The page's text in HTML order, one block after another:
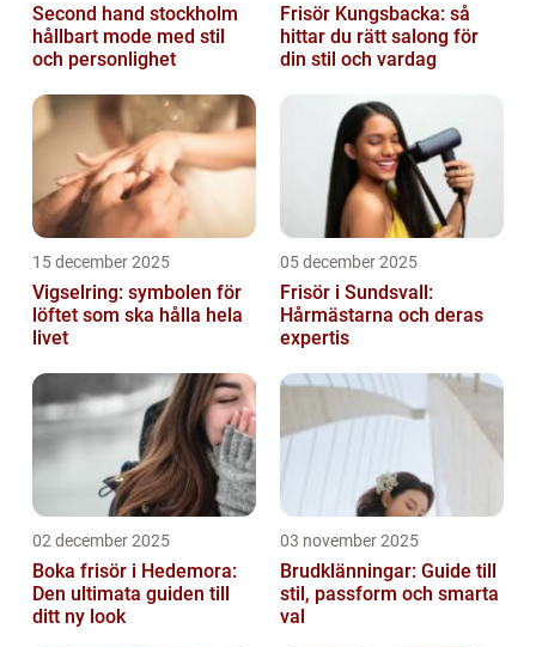
Second hand stockholm
hållbart mode med stil
och personlighet
Frisör Kungsbacka: så
hittar du rätt salong för
din stil och vardag
15 december 2025
Vigselring: symbolen för
löftet som ska hålla hela
livet
05 december 2025
Frisör i Sundsvall:
Hårmästarna och deras
expertis
02 december 2025
Boka frisör i Hedemora:
Den ultimata guiden till
ditt ny look
03 november 2025
Brudklänningar: Guide till
stil, passform och smarta
val